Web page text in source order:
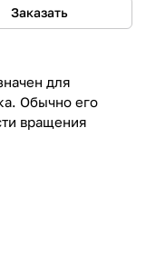
Заказать
для
Обычно его
вращения